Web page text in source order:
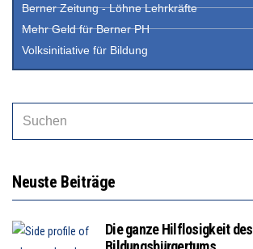
Berner Zeitung - Löhne Lehrkräfte
Mehr Geld für Berner PH
Volksinitiative für Bildung
Neuste Beiträge
Die ganze Hilflosigkeit des